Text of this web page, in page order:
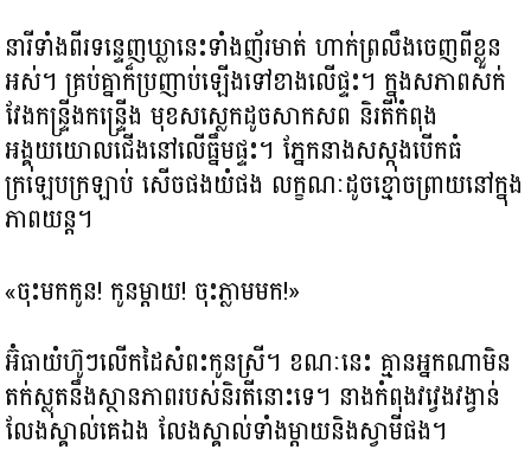
នារីទាំងពីរទន្ទេញឃ្លានេះទាំងញ័រមាត់ ហាក់ព្រលឹងចេញពីខ្លួន
អស់។ គ្រប់គ្នាក៏ប្រញាប់ឡើងទៅខាងលើផ្ទះ។ ក្នុងសភាពសក់
វែងកន្ទ្រីងកន្ទ្រើង មុខសស្លេកដូចសាកសព និរតីកំពុង
អង្គុយយោលជើងនៅលើធ្នឹមផ្ទះ។ ភ្នែកនាងសស្កុងបើកធំ
ក្រឡេបក្រឡាប់ សើចផងយំផង លក្ខណៈដូចខ្មោចព្រាយនៅក្នុង
ភាពយន្ត។
«ចុះមកកូន! កូនម្ដាយ! ចុះភ្លាមមក!»
អ៊ំធាយំហ៊ូៗលើកដៃសំពះកូនស្រី។ ខណៈនេះ គ្មានអ្នកណាមិន
តក់ស្លុតនឹងស្ថានភាពរបស់និរតីនោះទេ។ នាងកំពុងវវ្វេងវង្វាន់
លែងស្គាល់គេឯង លែងស្គាល់ទាំងម្ដាយនិងស្វាមីផង។